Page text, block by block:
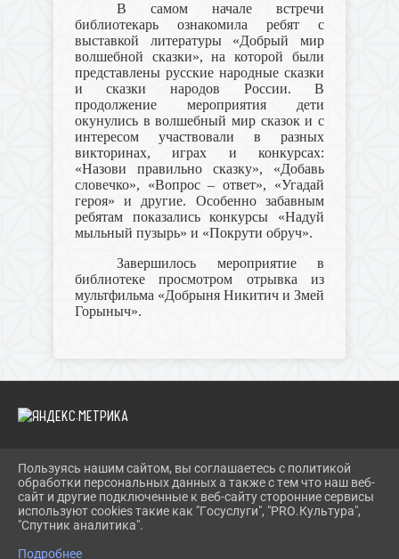
В самом начале встречи
библиотекарь ознакомила ребят с
выставкой литературы «Добрый мир
волшебной сказки», на которой были
представлены русские народные сказки
и сказки народов России. В
продолжение мероприятия дети
окунулись в волшебный мир сказок и с
интересом участвовали в разных
викторинах, играх и конкурсах:
«Назови правильно сказку», «Добавь
словечко», «Вопрос – ответ», «Угадай
героя» и другие. Особенно забавным
ребятам показались конкурсы «Надуй
мыльный пузырь» и «Покрути обруч».
Завершилось мероприятие в
библиотеке просмотром отрывка из
мультфильма «Добрыня Никитич и Змей
Горыныч».
2026 Г. IBRBIB.RU
ВХОД
КАРТА САЙТА
ПОЛИТИКА ОБРАБОТКИ ПЕРСОНАЛЬНЫХ ДАННЫХ
Пользуясь нашим сайтом, вы соглашаетесь с политикой
обработки персональных данных а также с тем что наш веб-
сайт и другие подключенные к веб-сайту сторонние сервисы
используют cookies такие как "Госуслуги", "PRO.Культура",
"Спутник аналитика".
Подробнее